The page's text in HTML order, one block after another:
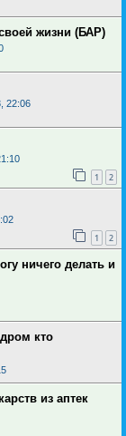
жизни (БАР)
22:06
1 2
1 2
ничего делать и
кто
из аптек